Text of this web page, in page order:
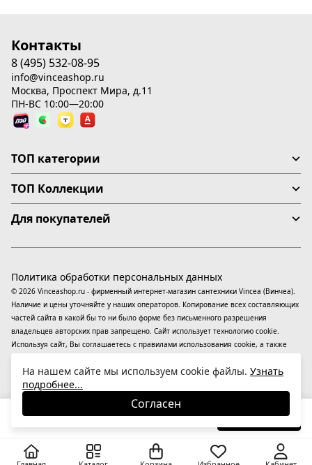
67 000₽ В корзину
Контакты
8 (495) 532-08-95
info@vinceashop.ru
Москва, Проспект Мира, д.11
ПН-ВС 10:00—20:00
ТОП категории
ТОП Коллекции
Для покупателей
© 2026 Vinceashop.ru - фирменный интернет-магазин сантехники Vincea (Винчеа).
Наличие и цены уточняйте у наших операторов. Копирование всех составляющих
частей сайта в какой бы то ни было форме без письменного разрешения
владельцев авторских прав запрещено. Сайт использует технологию cookie.
Используя сайт, Вы соглашаетесь с правилами использования cookie, а также
применяютсярекомендательные технологии(информационные технологии
предоставления информации на основе сбора, систематизации и анализа
сведений, относящихся к предпочтениям пользователей сети «Интернет»,
находящихся на территории Российской Федерации).
Политика обработки персональных данных
На нашем сайте мы используем cookie файлы. Узнать
подробнее...
Согласен